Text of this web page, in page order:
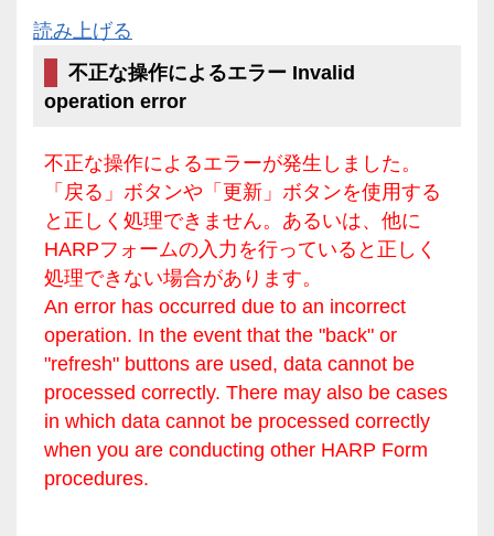
読み上げる
不正な操作によるエラー Invalid
operation error
不正な操作によるエラーが発生しました。
「戻る」ボタンや「更新」ボタンを使用する
と正しく処理できません。あるいは、他に
HARPフォームの入力を行っていると正しく
処理できない場合があります。
An error has occurred due to an incorrect
operation. In the event that the "back" or
"refresh" buttons are used, data cannot be
processed correctly. There may also be cases
in which data cannot be processed correctly
when you are conducting other HARP Form
procedures.